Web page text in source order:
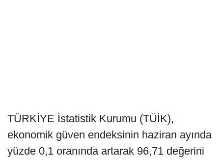
TÜRKİYE İstatistik Kurumu (TÜİK),
ekonomik güven endeksinin haziran ayında
yüzde 0,1 oranında artarak 96,71 değerini